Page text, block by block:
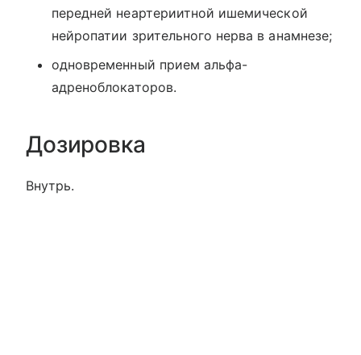
передней неартериитной ишемической
нейропатии зрительного нерва в анамнезе;
одновременный прием альфа-
адреноблокаторов.
Дозировка
Внутрь.